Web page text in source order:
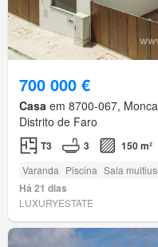
700 000 €
Casa em 8700-067,
Distrito de Faro
T3 3 150 m²
Varanda Piscina Sala
Há 21 dias
LUXURYESTATE